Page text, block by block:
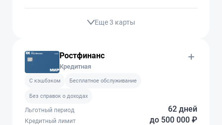
Еще 3 карты
Ростфинанс
Кредитная
C кэшбэком Бесплатное обслуживание
Без справок о доходах
62 дней
Льготный период
до 500 000 ₽
Кредитный лимит